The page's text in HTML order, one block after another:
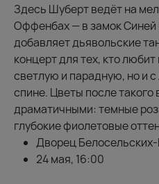
Здесь Шуберт ведёт на
Оффенбах — в замок
добавляет дьявольские
концерт для тех, кто
светлую и парадную, но и
спине. Цветы после такого
драматичными: темные
глубокие фиолетовые
Дворец
24 мая, 16:00